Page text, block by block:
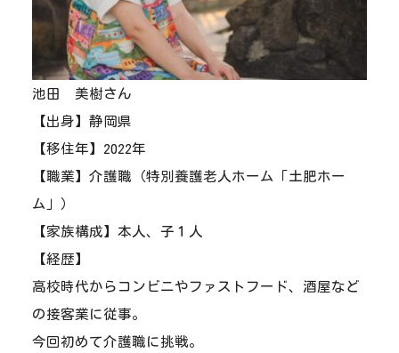
池田 美樹さん
【出身】静岡県
【移住年】2022年
【職業】介護職（特別養護老人ホーム「土肥ホー
ム」）
【家族構成】本人、子１人
【経歴】
高校時代からコンビニやファストフード、酒屋など
の接客業に従事。
今回初めて介護職に挑戦。